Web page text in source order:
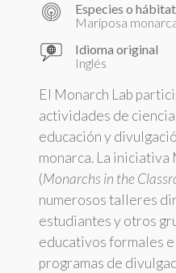
Especies o
Mariposa
Idioma original
Inglés
El Monarch Lab
actividades de
educación y
monarca. La iniciativa
(Monarchs in the
numerosos talleres
estudiantes y otros
educativos formales
programas de